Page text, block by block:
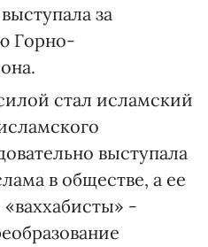
за
Горно-
стал исламский
выступала
в обществе, а ее
-